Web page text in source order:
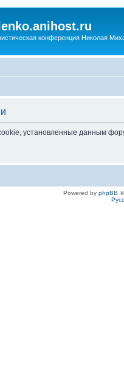
конференция Николая
установленные данным
Powered by phpBB